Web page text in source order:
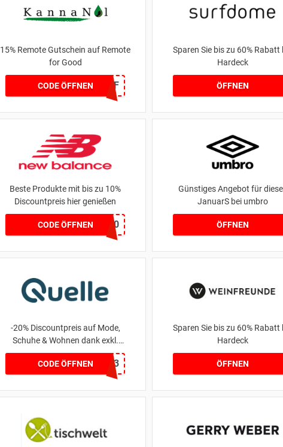
15% Remote Gutschein auf Remote
for Good
CODE ÖFFNENRFG15OFF
Sparen Sie bis zu 60% Rabatt
Hardeck
ÖFFNEN
Beste Produkte mit bis zu 10%
Discountpreis hier genießen
CODE ÖFFNENHONEYNB10
Günstiges Angebot für
JanuarS bei umbro
ÖFFNEN
-20% Discountpreis auf Mode,
Schuhe & Wohnen dank exkl.
Universal Rabattcode
CODE ÖFFNEN15013
Sparen Sie bis zu 60% Rabatt
Hardeck
ÖFFNEN